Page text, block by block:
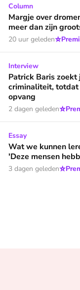
de stacaravan'
het vingertje
dromen die in
Column
Margje over
meer dan zijn
20 uur geleden⭐
zoekt jarenlang
Interview
Patrick Baris
criminaliteit,
opvang
2 dagen geleden⭐
leren van
Essay
Wat we kunnen
'Deze mensen
3 dagen geleden⭐